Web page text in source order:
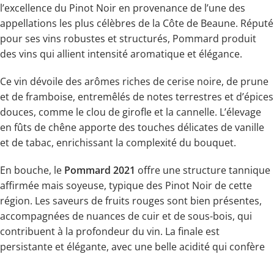
l’excellence du Pinot Noir en provenance de l’une des
appellations les plus célèbres de la Côte de Beaune. Réputé
pour ses vins robustes et structurés, Pommard produit
des vins qui allient intensité aromatique et élégance.
Ce vin dévoile des arômes riches de cerise noire, de prune
et de framboise, entremêlés de notes terrestres et d’épices
douces, comme le clou de girofle et la cannelle. L’élevage
en fûts de chêne apporte des touches délicates de vanille
et de tabac, enrichissant la complexité du bouquet.
En bouche, le Pommard 2021 offre une structure tannique
affirmée mais soyeuse, typique des Pinot Noir de cette
région. Les saveurs de fruits rouges sont bien présentes,
accompagnées de nuances de cuir et de sous-bois, qui
contribuent à la profondeur du vin. La finale est
persistante et élégante, avec une belle acidité qui confère